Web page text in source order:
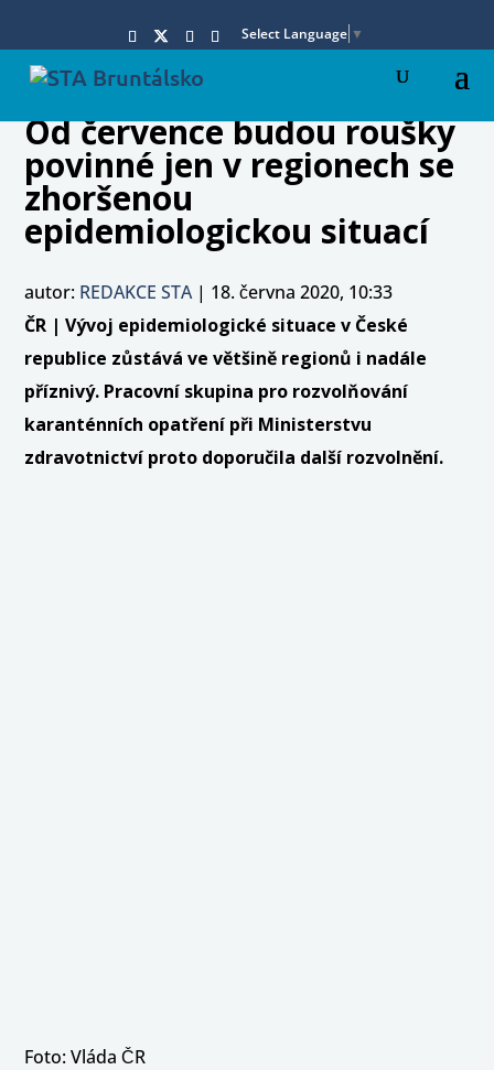
Select Language ▼
Od července budou roušky
povinné jen v regionech se
zhoršenou
epidemiologickou situací
autor: REDAKCE STA| 18. června 2020, 10:33
ČR | Vývoj epidemiologické situace v České
republice zůstává ve většině regionů i nadále
příznivý. Pracovní skupina pro rozvolňování
karanténních opatření při Ministerstvu
zdravotnictví proto doporučila další rozvolnění.
Foto: Vláda ČR